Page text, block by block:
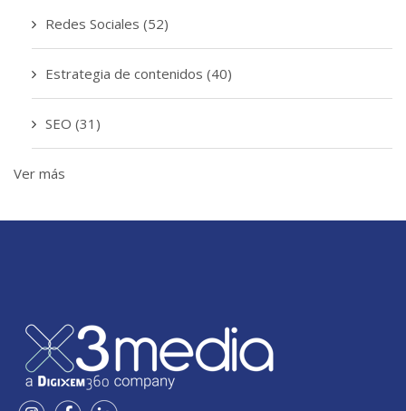
Redes Sociales (52)
Estrategia de contenidos (40)
SEO (31)
Ver más